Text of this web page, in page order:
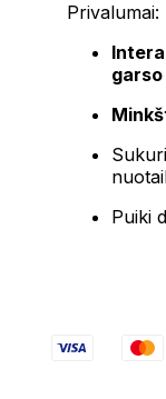
Privalumai:
Puiki